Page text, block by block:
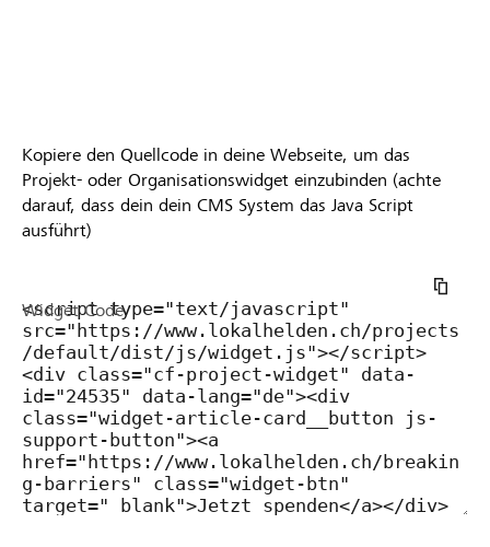
Kopiere den Quellcode in deine Webseite, um das
Projekt- oder Organisationswidget einzubinden (achte
darauf, dass dein dein CMS System das Java Script
ausführt)
Widget Code